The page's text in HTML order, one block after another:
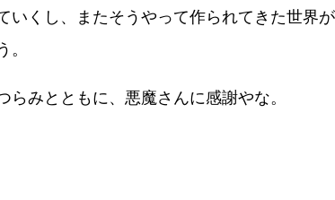
いくし、またそうやって作られてきた世界
みとともに、悪魔さんに感謝やな。